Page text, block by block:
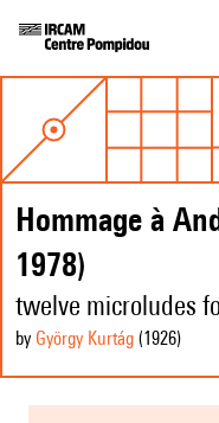
Hommage à
1978)
twelve microludes
by György Kurtág (1926)